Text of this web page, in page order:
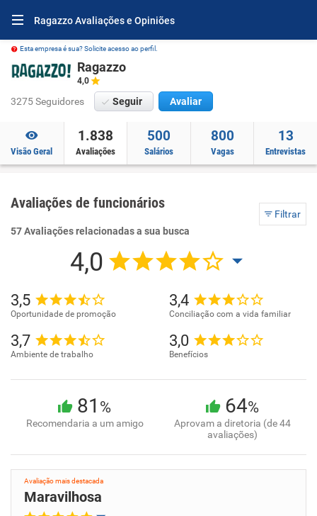
Ragazzo Avaliações e Opiniões
Esta empresa é sua? Solicite acesso ao perfil.
Ragazzo
4,0
3275 Seguidores Seguir Avaliar
Visão Geral
1.838
Avaliações
500
Salários
800
Vagas
13
Entrevistas
Avaliações de funcionários
Filtrar
57 Avaliações relacionadas a sua busca
4,0
3,5
Oportunidade de promoção
3,4
Conciliação com a vida familiar
3,7
Ambiente de trabalho
3,0
Benefícios
81 %
Recomendaria a um amigo
64%
Aprovam a diretoria (de 44
avaliações)
Avaliação mais destacada
Maravilhosa